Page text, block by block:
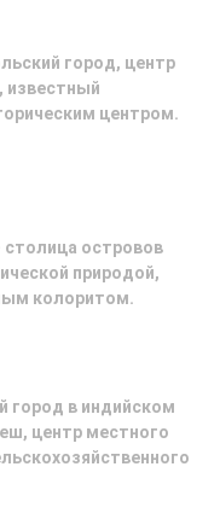
город, центр
известный
центром.
столица островов
природой,
колоритом.
город в индийском
центр местного